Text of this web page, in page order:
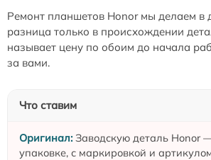
Ремонт планшетов Honor мы делаем в
разница только в происхождении
называет цену по обоим до начала
за вами.
Что ставим
Заводскую деталь Honor
упаковке, с маркировкой и